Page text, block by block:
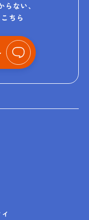
ない、
ちら